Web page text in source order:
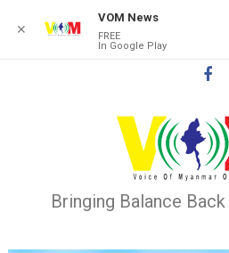
Bringing Balance
✕
VOM News
FREE
In Google Play